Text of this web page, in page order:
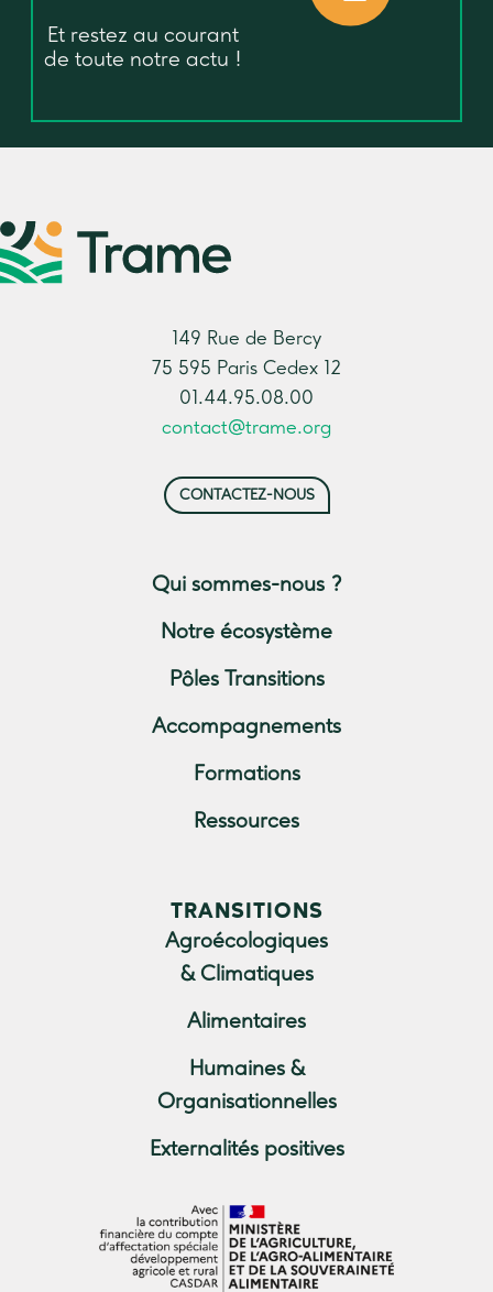
Et restez au courant
de toute notre actu !
149 Rue de Bercy
75 595 Paris Cedex 12
01.44.95.08.00
contact@trame.org
CONTACTEZ-NOUS
Qui sommes-nous ?
Notre écosystème
Pôles Transitions
Accompagnements
Formations
Ressources
TRANSITIONS
Agroécologiques
& Climatiques
Alimentaires
Humaines &
Organisationnelles
Externalités positives